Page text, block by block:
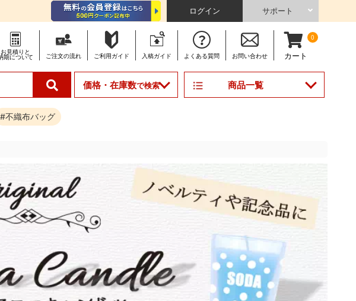
ログイン サポート
お見積りと
期について
ご注文の流れ ご利用ガイド 入稿ガイド よくある質問 お問い合わせ
0
カート
価格・在庫数で検索 商品一覧
#不織布バッグ